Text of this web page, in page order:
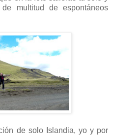
multitud de espontáneos
de solo Islandia, yo y por